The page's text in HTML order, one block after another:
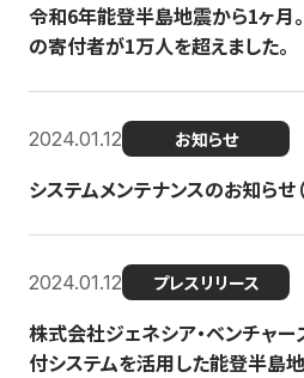
令和6年能登半島地震から1ヶ月
の寄付者が1万人を超えました。
2024.01.12 お知らせ
システムメンテナンスのお知らせ
2024.01.12 プレスリリース
株式会社ジェネシア・ベンチャー
付システムを活用した能登半島